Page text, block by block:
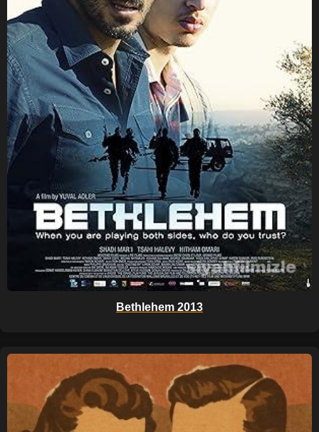
Bethlehem 2013